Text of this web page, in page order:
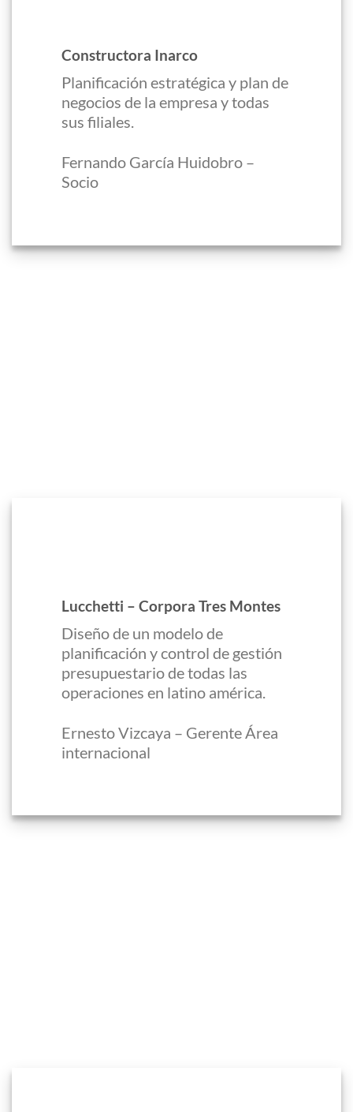
Constructora Inarco
Planificación estratégica y plan de
negocios de la empresa y todas
sus filiales.
Fernando García Huidobro –
Socio
Lucchetti – Corpora Tres Montes
Diseño de un modelo de
planificación y control de gestión
presupuestario de todas las
operaciones en latino américa.
Ernesto Vizcaya – Gerente Área
internacional